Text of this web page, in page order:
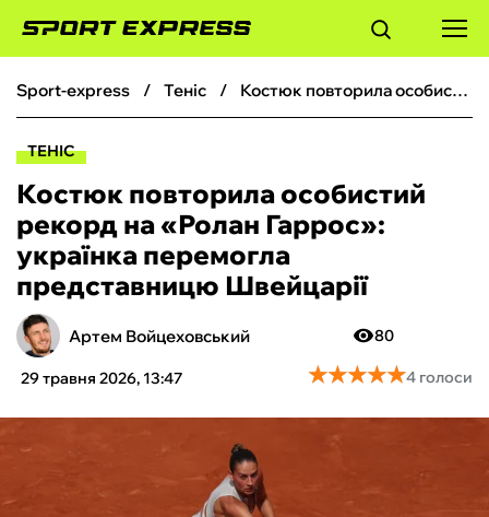
ФУТБОЛ
БОКС
ХОКЕЙ
ТЕНІС
КІБЕРСПОРТ
sport-express теніс Костюк повторила особистий рекорд на «Ролан Гаррос»: українка перемогла представницю Швейцарії
ТЕНІС
Костюк повторила особистий
рекорд на «Ролан Гаррос»:
українка перемогла
представницю Швейцарії
Артем Войцеховський
29 травня 2026, 13:47
80
★★★★★
★★★★★4 голоси